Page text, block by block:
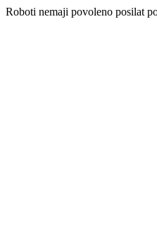
Roboti nemaji povoleno posilat